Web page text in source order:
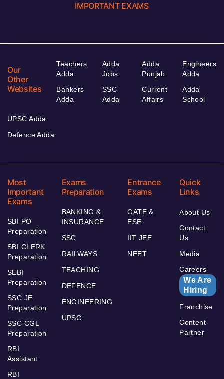
IMPORTANT EXAMS
Our
Other
Websites
Teachers
Adda
Bankers
Adda
Adda
Jobs
SSC
Adda
Adda
Punjab
Current
Affairs
Engineers
Adda
Adda
School
UPSC Adda
Defence Adda
Most
Important
Exams
SBI PO
Preparation
SBI CLERK
Preparation
SEBI
Preparation
SSC JE
Preparation
SSC CGL
Preparation
RBI
Assistant
RBI
Exams
Preparation
BANKING &
INSURANCE
SSC
RAILWAYS
TEACHING
DEFENCE
ENGINEERING
UPSC
Entrance
Exams
GATE &
ESE
IIT JEE
NEET
Quick
Links
About Us
Contact
Us
Media
Careers
We Are
Hiring
Franchise
Content
Partner